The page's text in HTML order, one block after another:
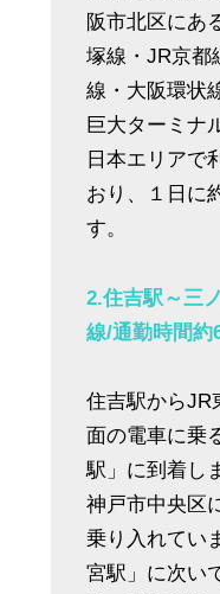
阪市北区にあ
塚線・JR京都
線・大阪環状
巨大ターミナ
日本エリアで
おり、１日に
す。
2.住吉駅～三
線/通勤時間約6
住吉駅からJR
面の電車に乗
駅」に到着し
神戸市中央区
乗り入れてい
宮駅」に次い